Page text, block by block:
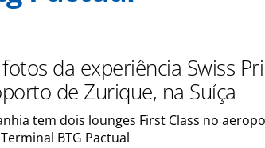
da experiência Swiss
de Zurique, na Suíça
tem dois lounges First Class no
BTG Pactual